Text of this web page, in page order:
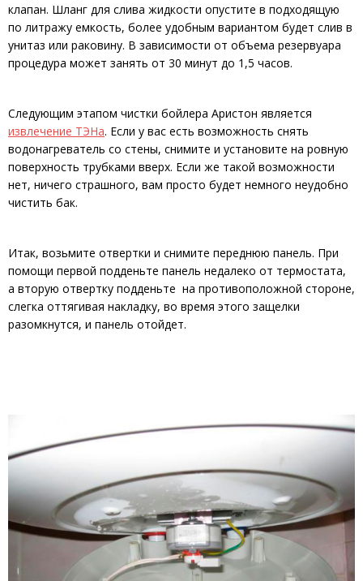
клапан. Шланг для слива жидкости опустите в подходящую
по литражу емкость, более удобным вариантом будет слив в
унитаз или раковину. В зависимости от объема резервуара
процедура может занять от 30 минут до 1,5 часов.
Следующим этапом чистки бойлера Аристон является
извлечение ТЭНа. Если у вас есть возможность снять
водонагреватель со стены, снимите и установите на ровную
поверхность трубками вверх. Если же такой возможности
нет, ничего страшного, вам просто будет немного неудобно
чистить бак.
Итак, возьмите отвертки и снимите переднюю панель. При
помощи первой подденьте панель недалеко от термостата,
а вторую отвертку подденьте на противоположной стороне,
слегка оттягивая накладку, во время этого защелки
разомкнутся, и панель отойдет.